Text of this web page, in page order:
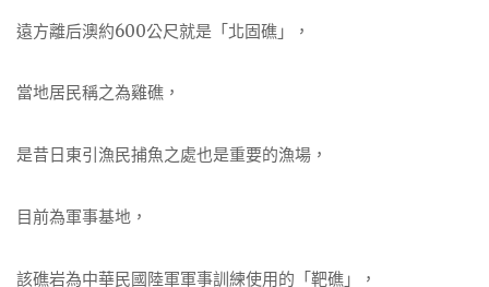
遠方離后澳約600公尺就是「北固礁」，
當地居民稱之為雞礁，
是昔日東引漁民捕魚之處也是重要的漁場，
目前為軍事基地，
該礁岩為中華民國陸軍軍事訓練使用的「靶礁」，